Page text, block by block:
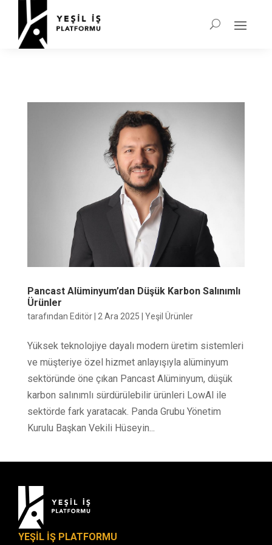
Pancast Alüminyum’dan Düşük Karbon Salınımlı
Ürünler
tarafından Editör| 2 Ara 2025 Yeşil Ürünler
Yüksek teknolojiye dayalı modern üretim sistemleri
ve müşteriye özel hizmet anlayışıyla alüminyum
sektöründe öne çıkan Pancast Alüminyum, düşük
karbon salınımlı sürdürülebilir ürünleri LowAl ile
sektörde fark yaratacak. Panda Grubu Yönetim
Kurulu Başkan Vekili Hüseyin...
YEŞİL İŞ PLATFORMU